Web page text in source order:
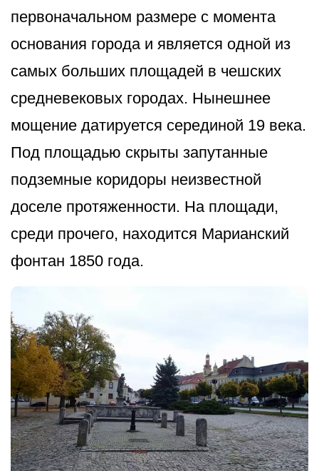
первоначальном размере с момента
основания города и является одной из
самых больших площадей в чешских
средневековых городах. Нынешнее
мощение датируется серединой 19 века.
Под площадью скрыты запутанные
подземные коридоры неизвестной
доселе протяженности. На площади,
среди прочего, находится Марианский
фонтан 1850 года.